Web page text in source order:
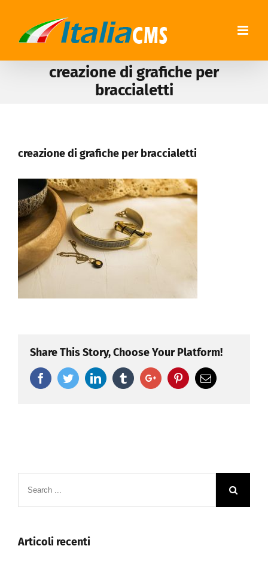
creazione di grafiche per
braccialetti
creazione di grafiche per braccialetti
Share This Story, Choose Your Platform!
FacebookTwitterLinkedinTumblrGoogle+PinterestEmail
Articoli recenti